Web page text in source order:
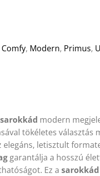
Comfy, Modern, Primus,
modern
tökéletes választás
elegáns, letisztult
garantálja a hosszú
Ez a sarokkád